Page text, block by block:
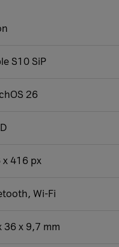
S10 SiP
26
x 416 px
Wi-Fi
36 x 9,7 mm